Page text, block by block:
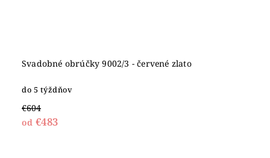
Svadobné obrúčky 9002/3 - červené zlato
do 5 týždňov
€604
od €483